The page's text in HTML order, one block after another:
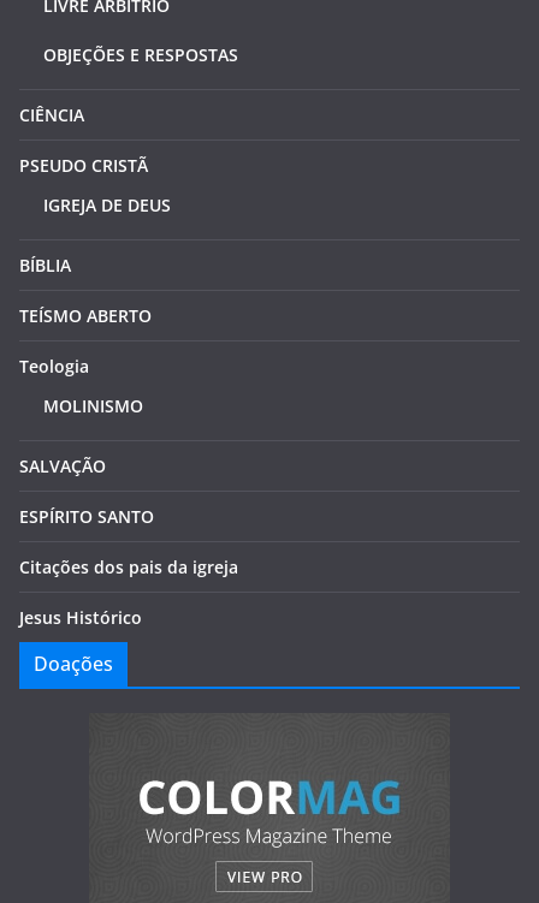
LIVRE ARBÍTRIO
OBJEÇÕES E RESPOSTAS
CIÊNCIA
PSEUDO CRISTÃ
IGREJA DE DEUS
BÍBLIA
TEÍSMO ABERTO
Teologia
MOLINISMO
SALVAÇÃO
ESPÍRITO SANTO
Citações dos pais da igreja
Jesus Histórico
Doações